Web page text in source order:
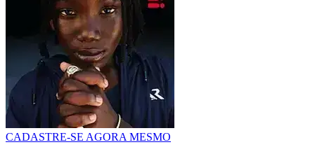
CADASTRE-SE AGORA MESMO